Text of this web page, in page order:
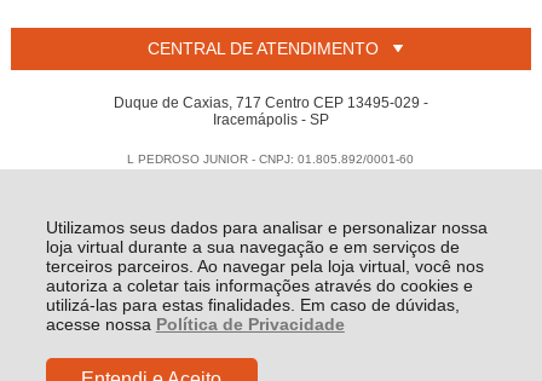
Utilizamos seus dados para analisar e personalizar nossa
loja virtual durante a sua navegação e em serviços de
terceiros parceiros. Ao navegar pela loja virtual, você nos
autoriza a coletar tais informações através do cookies e
utilizá-las para estas finalidades. Em caso de dúvidas,
acesse nossa Política de Privacidade
CENTRAL DE ATENDIMENTO
Duque de Caxias, 717 Centro CEP 13495-029 -
Iracemápolis - SP
L PEDROSO JUNIOR - CNPJ: 01.805.892/0001-60